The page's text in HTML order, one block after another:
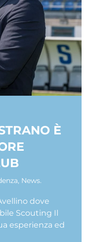
È
, News.
dove
Scouting Il
esperienza ed